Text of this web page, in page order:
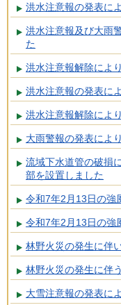
洪水注意報の発表に
洪水注意報及び大雨
た
洪水注意報解除によ
洪水注意報の発表に
洪水注意報解除によ
大雨警報の発表によ
流域下水道管の破損
部を設置しました
令和7年2月13日の強
令和7年2月13日の強
林野火災の発生に伴
林野火災の発生に伴
大雪注意報の発表に